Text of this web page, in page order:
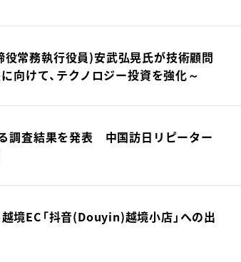
常務執行役員)安武弘晃氏が技術顧問
向けて、テクノロジー投資を強化～
る調査結果を発表 中国訪日リピーター
境EC「抖音(Douyin)越境小店」への出